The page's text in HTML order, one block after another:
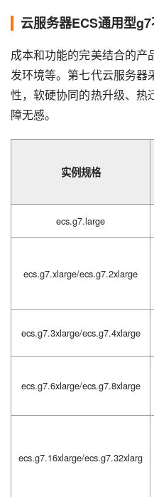
云服务器ECS通用型
成本和功能的完美结合的产
发环境等。第七代云服务器
性，软硬协同的热升级、热
障无感。
实例规格
ecs.g7.large
ecs.g7.xlarge/ecs.g7.2xlarge
ecs.g7.3xlarge/ecs.g7.4xlarge
ecs.g7.6xlarge/ecs.g7.8xlarge
ecs.g7.16xlarge/ecs.g7.32xlarg